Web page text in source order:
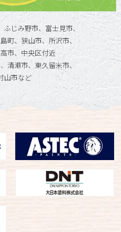
じみ野市、富士見市、
町、狭山市、所沢市、
市、中央区付近
清瀬市、東久留米市、
山市など